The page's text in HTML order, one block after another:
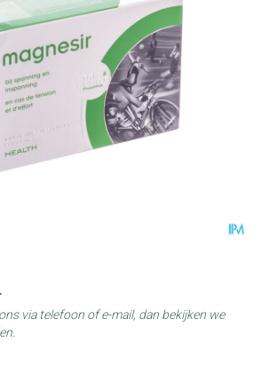
via telefoon of e-mail, dan bekijken we